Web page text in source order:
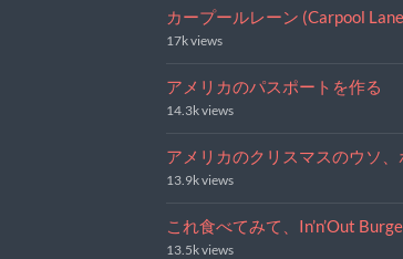
カープールレーン (Carpool
17k views
アメリカのパスポートを作る
14.3k views
アメリカのクリスマスのウソ、
13.9k views
これ食べてみて、In’n’Out
13.5k views